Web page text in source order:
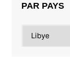
PAR PAYS
PAYS